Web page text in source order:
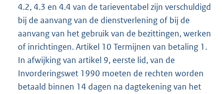
4.2, 4.3 en 4.4 van de tarieventabel zijn verschuldigd
bij de aanvang van de dienstverlening of bij de
aanvang van het gebruik van de bezittingen, werken
of inrichtingen. Artikel 10 Termijnen van betaling 1.
In afwijking van artikel 9, eerste lid, van de
Invorderingswet 1990 moeten de rechten worden
betaald binnen 14 dagen na dagtekening van het